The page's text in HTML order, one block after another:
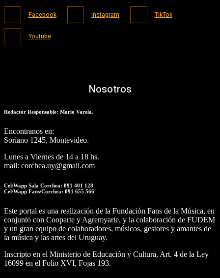
Facebook Instagram TikTok
Youtube
Nosotros
Redactor Responsable: Mario Varela.
Encontranos en:
Soriano 1245, Montevideo.
Lunes a Viernes de 14 a 18 hs.
mail: corchea.uy@gmail.com
Cel/Wapp Sala Corchea: 091 401 128
Cel/Wapp Fans/Corchea: 091 655 566
Este portal es una realización de la Fundación Fans de la Música, en
conjunto con Cooparte y Agremyarte, y la colaboración de FUDEM
y un gran equipo de colaboradores, músicos, gestores y amantes de
la música y las artes del Uruguay.
Inscripto en el Ministerio de Educación y Cultura, Art. 4 de la Ley
16099 en el Folio XVI, Fojas 193.